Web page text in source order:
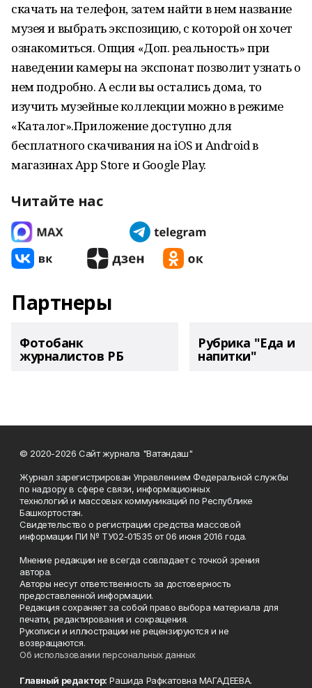
скачать на телефон, затем найти в нем название
музея и выбрать экспозицию, с которой он хочет
ознакомиться. Опция «Доп. реальность» при
наведении камеры на экспонат позволит узнать о
нем подробно. А если вы остались дома, то
изучить музейные коллекции можно в режиме
«Каталог».Приложение доступно для
бесплатного скачивания на iOS и Android в
магазинах App Store и Google Play.
Читайте нас
Партнеры
Фотобанк
журналистов РБ
Рубрика "Еда и
напитки"
© 2020-2026 Сайт журнала "Ватандаш"
Журнал зарегистрирован Управлением Федеральной службы
по надзору в сфере связи, информационных
технологий и массовых коммуникаций по Республике
Башкортостан.
Свидетельство о регистрации средства массовой
информации ПИ № ТУ02-01535 от 06 июня 2016 года.
Мнение редакции не всегда совпадает с точкой зрения
автора.
Авторы несут ответственность за достоверность
предоставленной информации.
Редакция сохраняет за собой право выбора материала для
печати, редактирования и сокращения.
Рукописи и иллюстрации не рецензируются и не
возвращаются.
Об использовании персональных данных
Главный редактор: Рашида Рафкатовна МАГАДЕЕВА.